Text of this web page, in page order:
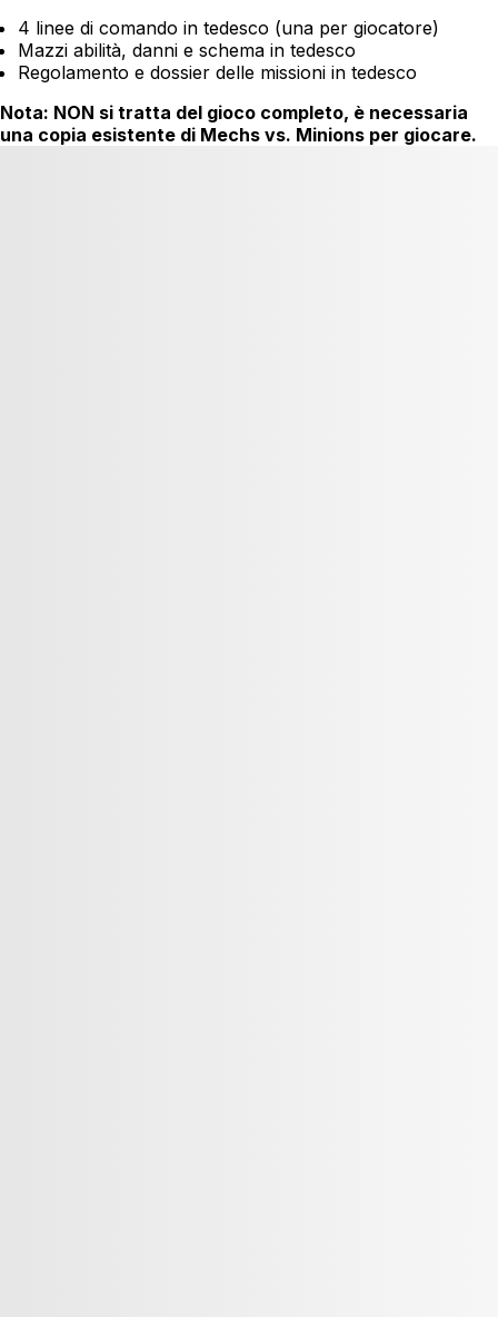
4 linee di comando in tedesco (una per giocatore)
Mazzi abilità, danni e schema in tedesco
Regolamento e dossier delle missioni in tedesco
Nota: NON si tratta del gioco completo, è necessaria
una copia esistente di Mechs vs. Minions per giocare.